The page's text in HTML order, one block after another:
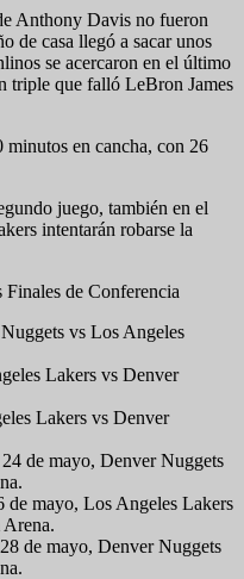
Anthony Davis no fueron
de casa llegó a sacar unos
se acercaron en el último
triple que falló LeBron James
en cancha, con 26
juego, también en el
intentarán robarse la
Finales de Conferencia
vs Los Angeles
Lakers vs Denver
Lakers vs Denver
de mayo, Denver Nuggets
de mayo, Los Angeles Lakers
de mayo, Denver Nuggets